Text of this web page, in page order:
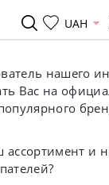
UAH
нашего
Вас на
ассортимент и